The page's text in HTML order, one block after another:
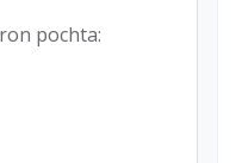
pochta: